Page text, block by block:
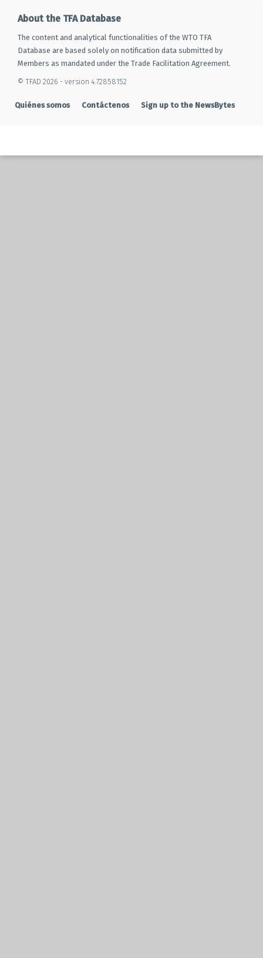
About the TFA Database
The content and analytical functionalities of the WTO TFA
Database are based solely on notification data submitted by
Members as mandated under the Trade Facilitation Agreement.
© TFAD 2026 - version 4.72858152
Quiénes somos Contáctenos Sign up to the NewsBytes